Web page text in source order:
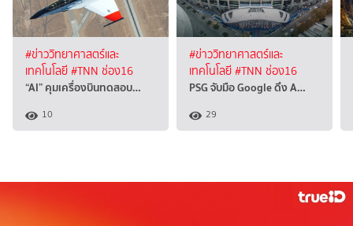
#ข่าววิทยาศาสตร์และ
เทคโนโลยี#TNN ช่อง16
“AI” คุมเครื่องบินทดสอบ…
10
#ข่าววิทยาศาสตร์และ
เทคโนโลยี#TNN ช่อง16
PSG จับมือ Google ดึง A…
29